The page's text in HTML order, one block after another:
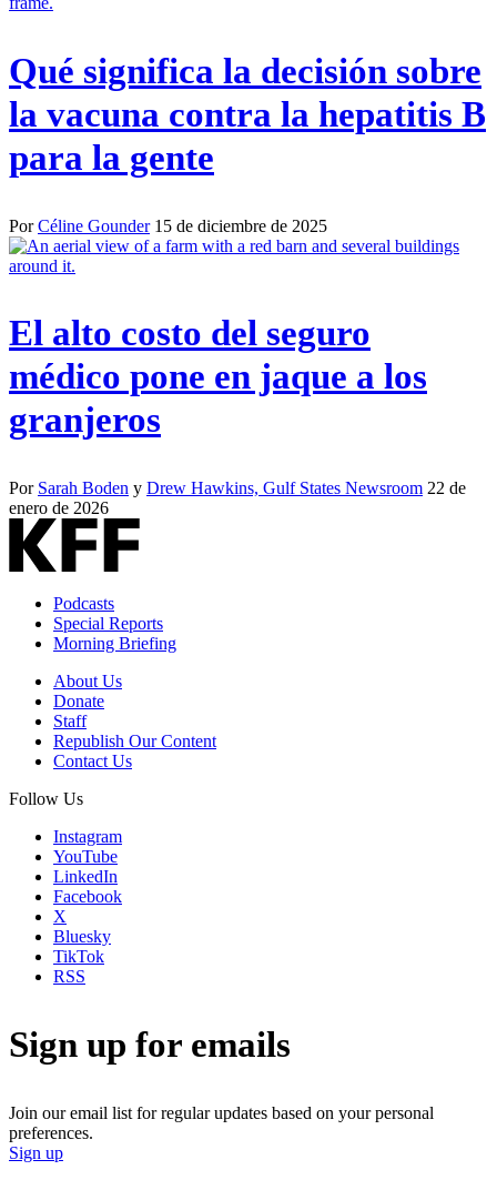
Qué significa la decisión sobre
la vacuna contra la hepatitis B
para la gente
PorCéline Gounder 15 de diciembre de 2025
El alto costo del seguro
médico pone en jaque a los
granjeros
Por Sarah Boden y Drew Hawkins, Gulf States Newsroom 22 de
enero de 2026
Podcasts
Special Reports
Morning Briefing
About Us
Donate
Staff
Republish Our Content
Contact Us
Follow Us
Instagram
YouTube
LinkedIn
Facebook
X
Bluesky
TikTok
RSS
Sign up for emails
Join our email list for regular updates based on your personal
preferences.
Sign up